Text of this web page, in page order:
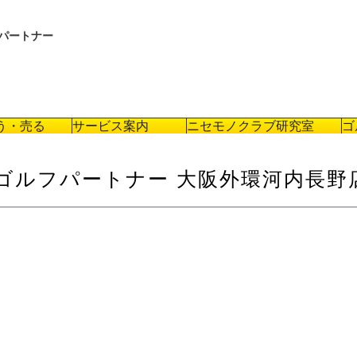
ートナー
・売る サービス案内 ニセモノクラブ研究室
ルフパートナー 大阪外環河内長野